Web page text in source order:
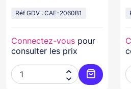
Réf GDV : CAE-2060B1
Connectez-vous pour
consulter les prix


Ajouter